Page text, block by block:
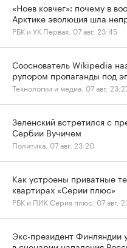
«Ноев ковчег»: почему в
Арктике эволюция шла
РБК и УК Первая, 07 авг, 23:45
Сооснователь Wikipedia
рупором пропаганды под
Технологии и медиа, 07 авг,
Зеленский встретился с
Сербии Вучичем
Политика, 07 авг, 23:20
Как устроены приватные
квартирах «Серии плюс»
РБК и ПИК Серия плюс, 07 авг,
Экс-президент Финляндии